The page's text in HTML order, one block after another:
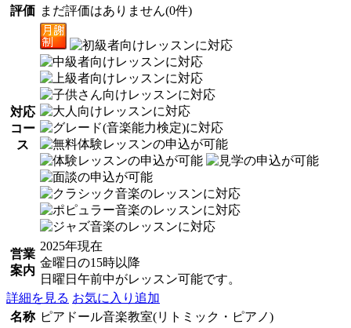
評価 まだ評価はありません(0件)
対応
コー
ス
営業
案内
2025年現在
金曜日の15時以降
日曜日午前中がレッスン可能です。
詳細を見る お気に入り追加
名称 ピアドール音楽教室(リトミック・ピアノ)